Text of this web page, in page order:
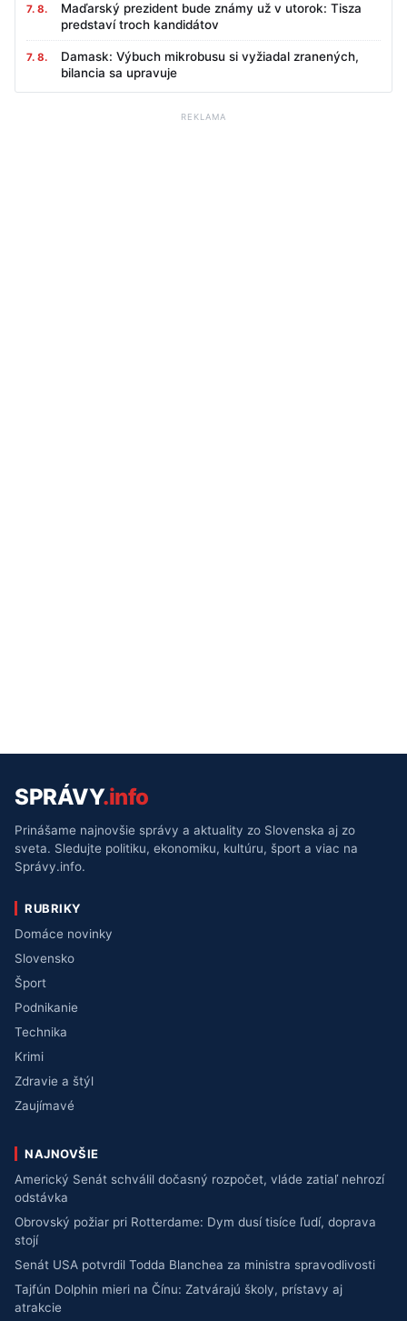
7. 8.
Maďarský prezident bude známy už v utorok: Tisza
predstaví troch kandidátov
7. 8.
Damask: Výbuch mikrobusu si vyžiadal zranených,
bilancia sa upravuje
REKLAMA
SPRÁVY.info
Prinášame najnovšie správy a aktuality zo Slovenska aj zo
sveta. Sledujte politiku, ekonomiku, kultúru, šport a viac na
Správy.info.
RUBRIKY
Domáce novinky
Slovensko
Šport
Podnikanie
Technika
Krimi
Zdravie a štýl
Zaujímavé
NAJNOVŠIE
Americký Senát schválil dočasný rozpočet, vláde zatiaľ nehrozí
odstávka
Obrovský požiar pri Rotterdame: Dym dusí tisíce ľudí, doprava
stojí
Senát USA potvrdil Todda Blanchea za ministra spravodlivosti
Tajfún Dolphin mieri na Čínu: Zatvárajú školy, prístavy aj
atrakcie